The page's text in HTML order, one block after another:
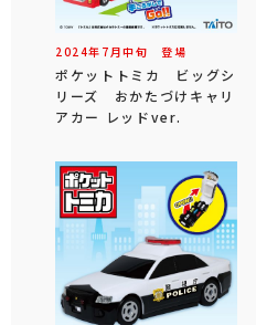
2024年 7 月中旬 登場
ポケットトミカ ビッグシ
リーズ おかたづけキャリ
アカー レッドver.